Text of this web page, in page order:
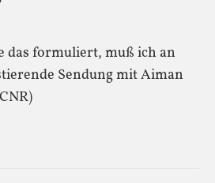
das formuliert, muß ich an
Sendung mit Aiman